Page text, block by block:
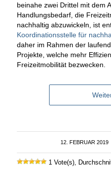
beinahe zwei Drittel mit dem
Handlungsbedarf, die
nachhaltig abzuwickeln, ist
Koordinationsstelle für
daher im Rahmen der
Projekte, welche mehr
Freizeitmobilität bezwecken.
12. FEBRUAR 2019
/
1 Vote(s),